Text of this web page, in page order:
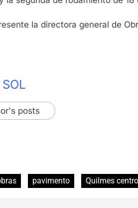
la directora general de
posts
pavimento Quilmes centro